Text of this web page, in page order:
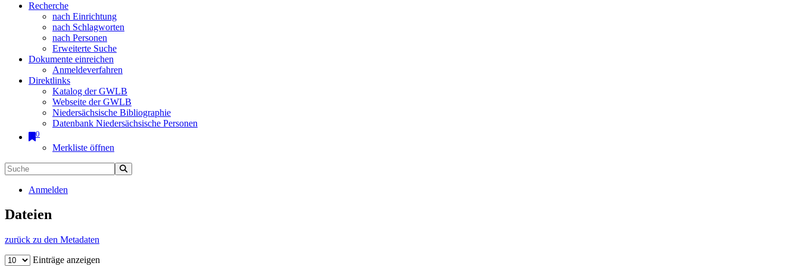
Recherche
nach Einrichtung
nach Schlagworten
nach Personen
Erweiterte Suche
Dokumente einreichen
Anmeldeverfahren
Direktlinks
Katalog der GWLB
Webseite der GWLB
Niedersächsische Bibliographie
Datenbank Niedersächsische Personen
0
Merkliste öffnen
Anmelden
Dateien
zurück zu den Metadaten
Einträge anzeigen